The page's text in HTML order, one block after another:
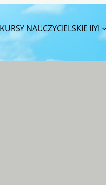
KURSY NAUCZYCIELSKIE IIYI